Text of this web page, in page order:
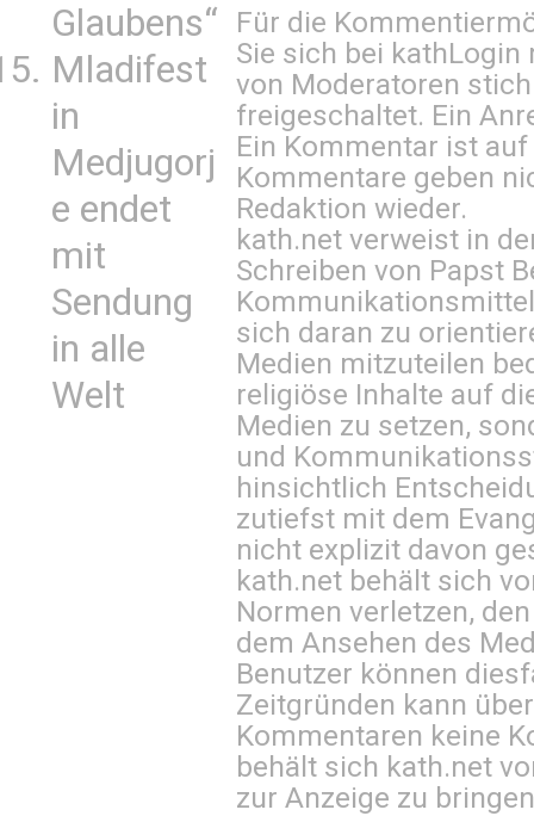
Glaubens“
Mladifest
in
Medjugorj
e endet
mit
Sendung
in alle
Welt
Für die
Sie sich bei kathLogin
von Moderatoren
freigeschaltet. Ein
Ein Kommentar ist
Kommentare geben
Redaktion wieder.
kath.net verweist in
Schreiben von Papst
sich daran zu
Medien mitzuteilen
religiöse Inhalte auf
Medien zu setzen,
und
hinsichtlich
zutiefst mit dem
nicht explizit davon
kath.net behält sich
Normen verletzen,
dem Ansehen des
Benutzer können
Zeitgründen kann
Kommentaren keine
behält sich kath.net
zur Anzeige zu